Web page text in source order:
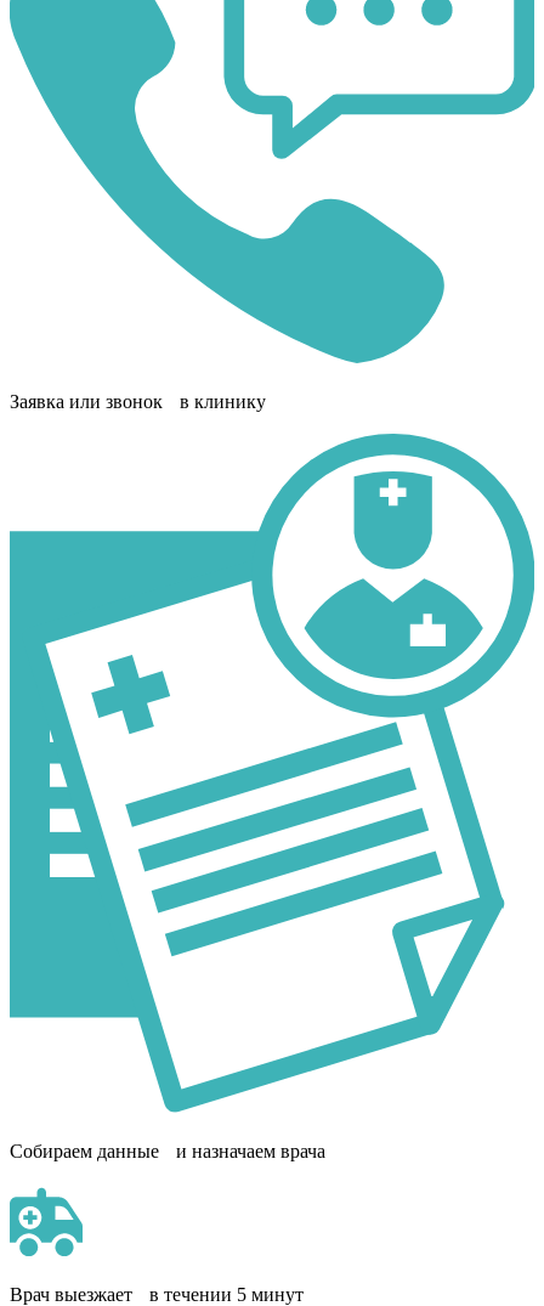
Заявка или звонок в клинику
Собираем данные и назначаем врача
Врач выезжает в течении 5 минут